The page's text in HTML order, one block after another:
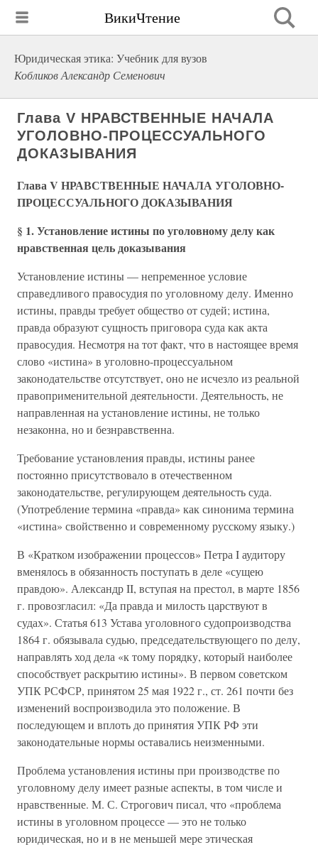
ВикиЧтение
Юридическая этика: Учебник для вузов
Кобликов Александр Семенович
Глава V НРАВСТВЕННЫЕ НАЧАЛА
УГОЛОВНО-ПРОЦЕССУАЛЬНОГО
ДОКАЗЫВАНИЯ
Глава V НРАВСТВЕННЫЕ НАЧАЛА УГОЛОВНО-
ПРОЦЕССУАЛЬНОГО ДОКАЗЫВАНИЯ
§ 1. Установление истины по уголовному делу как
нравственная цель доказывания
Установление истины — непременное условие
справедливого правосудия по уголовному делу. Именно
истины, правды требует общество от судей; истина,
правда образуют сущность приговора суда как акта
правосудия. Несмотря на тот факт, что в настоящее время
слово «истина» в уголовно-процессуальном
законодательстве отсутствует, оно не исчезло из реальной
правоприменительной деятельности. Деятельность, не
направленная на установление истины, не только
незаконна, но и безнравственна.
Требование установления правды, истины ранее
постоянно присутствовало в отечественном
законодательстве, регулирующем деятельность суда.
(Употребление термина «правда» как синонима термина
«истина» свойственно и современному русскому языку.)
В «Кратком изображении процессов» Петра I аудитору
вменялось в обязанность поступать в деле «сущею
правдою». Александр II, вступая на престол, в марте 1856
г. провозгласил: «Да правда и милость царствуют в
судах». Статья 613 Устава уголовного судопроизводства
1864 г. обязывала судью, председательствующего по делу,
направлять ход дела «к тому порядку, который наиболее
способствует раскрытию истины». В первом советском
УПК РСФСР, принятом 25 мая 1922 г., ст. 261 почти без
изменений воспроизводила это положение. В
последующем и вплоть до принятия УПК РФ эти
законодательные нормы оставались неизменными.
Проблема установления истины при производстве по
уголовному делу имеет разные аспекты, в том числе и
нравственные. М. С. Строгович писал, что «проблема
истины в уголовном процессе — это не только
юридическая, но и в не меньшей мере этическая